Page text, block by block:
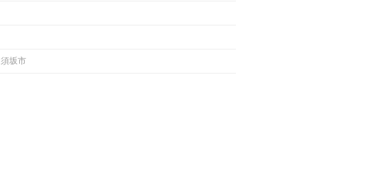
須坂市